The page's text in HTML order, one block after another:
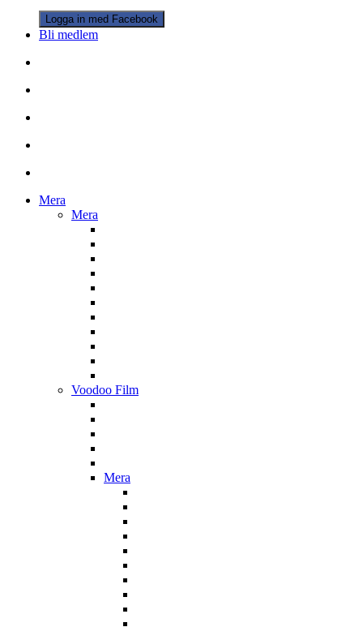
Logga in med Facebook
Bli medlem
Mera
Mera
Voodoo Film
Mera